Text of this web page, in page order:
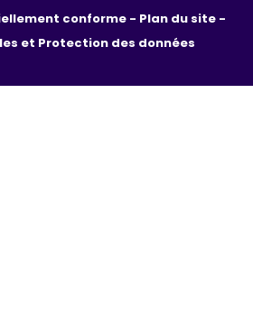
conforme -
et Protection des données